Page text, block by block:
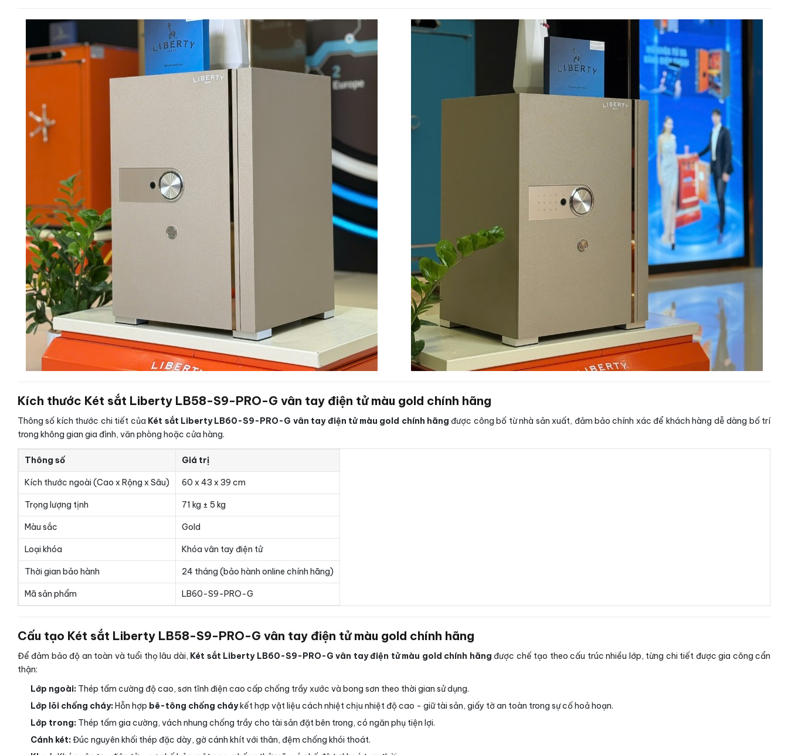
Kích thước Két sắt Liberty LB58-S9-PRO-G vân tay điện tử màu gold chính hãng
Thông số kích thước chi tiết của Két sắt Liberty LB60-S9-PRO-G vân tay điện tử màu gold chính hãng được công bố từ nhà sản xuất, đảm bảo chính xác để khách hàng dễ dàng bố trí
trong không gian gia đình, văn phòng hoặc cửa hàng.
Thông số Giá trị
Kích thước ngoài (Cao x Rộng x Sâu) 60 x 43 x 39 cm
Trọng lượng tịnh 71 kg ± 5 kg
Màu sắc Gold
Loại khóa Khóa vân tay điện tử
Thời gian bảo hành 24 tháng (bảo hành online chính hãng)
Mã sản phẩm LB60-S9-PRO-G
Cấu tạo Két sắt Liberty LB58-S9-PRO-G vân tay điện tử màu gold chính hãng
Để đảm bảo độ an toàn và tuổi thọ lâu dài, Két sắt Liberty LB60-S9-PRO-G vân tay điện tử màu gold chính hãng được chế tạo theo cấu trúc nhiều lớp, từng chi tiết được gia công cẩn
thận:
Lớp ngoài: Thép tấm cường độ cao, sơn tĩnh điện cao cấp chống trầy xước và bong sơn theo thời gian sử dụng.
Lớp lõi chống cháy: Hỗn hợp bê-tông chống cháykết hợp vật liệu cách nhiệt chịu nhiệt độ cao - giữ tài sản, giấy tờ an toàn trong sự cố hoả hoạn.
Lớp trong: Thép tấm gia cường, vách nhung chống trầy cho tài sản đặt bên trong, có ngăn phụ tiện lợi.
Cánh két: Đúc nguyên khối thép đặc dày, gờ cánh khít với thân, đệm chống khói thoát.